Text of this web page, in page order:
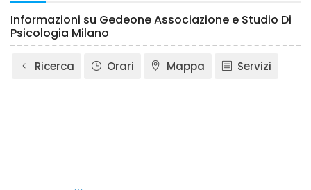
Informazioni su Gedeone Associazione e Studio Di
Psicologia Milano
Ricerca Orari Mappa Servizi